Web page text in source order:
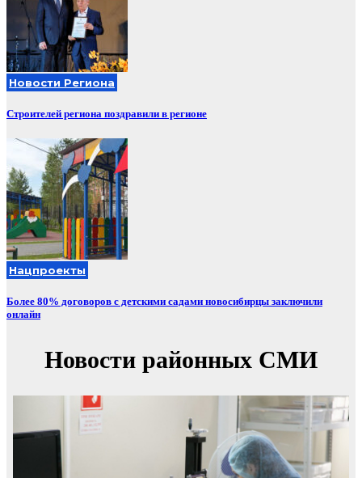
Новости Региона
Строителей региона поздравили в регионе
Нацпроекты
Более 80% договоров с детскими садами новосибирцы заключили
онлайн